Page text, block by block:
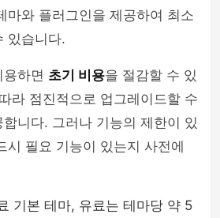
마와 플러그인을 제공하여 최소
있습니다.
하면 초기 비용을 절감할 수 있
라 점진적으로 업그레이드할 수
니다. 그러나 기능의 제한이 있
시 필요 기능이 있는지 사전에
기본 테마, 유료는 테마당 약 5